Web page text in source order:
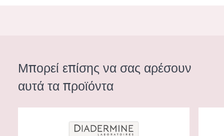
Μπορεί επίσης να σας αρέσουν
αυτά τα προϊόντα